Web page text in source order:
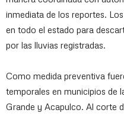
inmediata de los reportes.
en todo el estado para
por las lluvias registradas.
Como medida preventiva
temporales en municipios de
Grande y Acapulco. Al corte